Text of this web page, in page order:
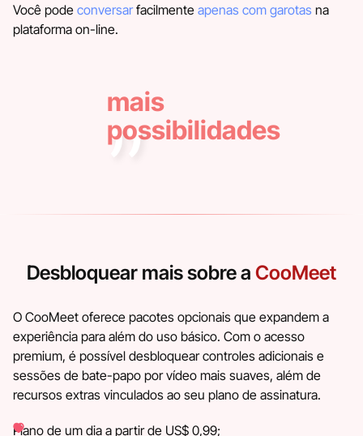
Você pode conversarfacilmente apenas com garotas na
plataforma on-line.
mais
possibilidades
Desbloquear mais sobre a CooMeet
O CooMeet oferece pacotes opcionais que expandem a
experiência para além do uso básico. Com o acesso
premium, é possível desbloquear controles adicionais e
sessões de bate-papo por vídeo mais suaves, além de
recursos extras vinculados ao seu plano de assinatura.
Plano de um dia a partir de US$ 0,99;